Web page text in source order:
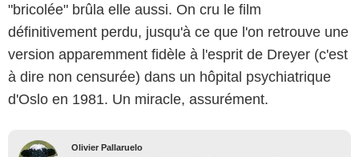
"bricolée" brûla elle aussi. On cru le film
définitivement perdu, jusqu'à ce que l'on retrouve une
version apparemment fidèle à l'esprit de Dreyer (c'est
à dire non censurée) dans un hôpital psychiatrique
d'Oslo en 1981. Un miracle, assurément.
Olivier Pallaruelo